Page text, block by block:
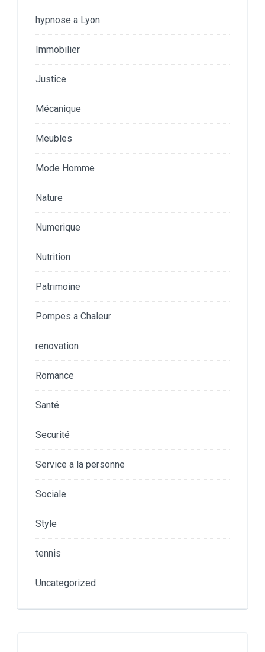
hypnose a Lyon
Immobilier
Justice
Mécanique
Meubles
Mode Homme
Nature
Numerique
Nutrition
Patrimoine
Pompes a Chaleur
renovation
Romance
Santé
Securité
Service a la personne
Sociale
Style
tennis
Uncategorized